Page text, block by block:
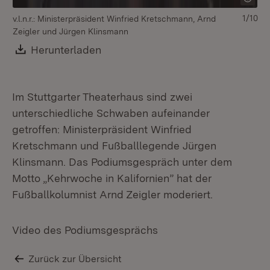
v.l.n.r.: Ministerpräsident Winfried Kretschmann, Arnd
Zeigler und Jürgen Klinsmann
Download:
Herunterladen
1/10
Im Stuttgarter Theaterhaus sind zwei
unterschiedliche Schwaben aufeinander
getroffen: Ministerpräsident Winfried
Kretschmann und Fußballlegende Jürgen
Klinsmann. Das Podiumsgespräch unter dem
Motto „Kehrwoche in Kalifornien” hat der
Fußballkolumnist Arnd Zeigler moderiert.
Video des Podiumsgesprächs
Zurück zur Übersicht